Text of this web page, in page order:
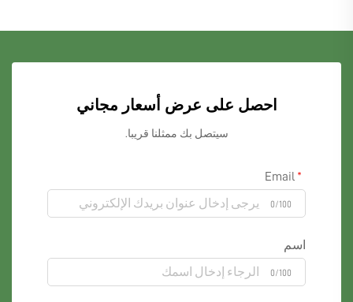
احصل على عرض أسعار مجاني
سيتصل بك ممثلنا قريبا.
0/100
اسم
0/100